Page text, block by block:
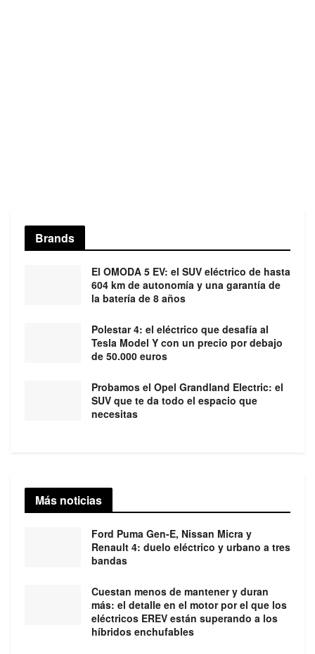
Brands
El OMODA 5 EV: el SUV eléctrico de hasta
604 km de autonomía y una garantía de
la batería de 8 años
Polestar 4: el eléctrico que desafía al
Tesla Model Y con un precio por debajo
de 50.000 euros
Probamos el Opel Grandland Electric: el
SUV que te da todo el espacio que
necesitas
Más noticias
Ford Puma Gen-E, Nissan Micra y
Renault 4: duelo eléctrico y urbano a tres
bandas
Cuestan menos de mantener y duran
más: el detalle en el motor por el que los
eléctricos EREV están superando a los
híbridos enchufables